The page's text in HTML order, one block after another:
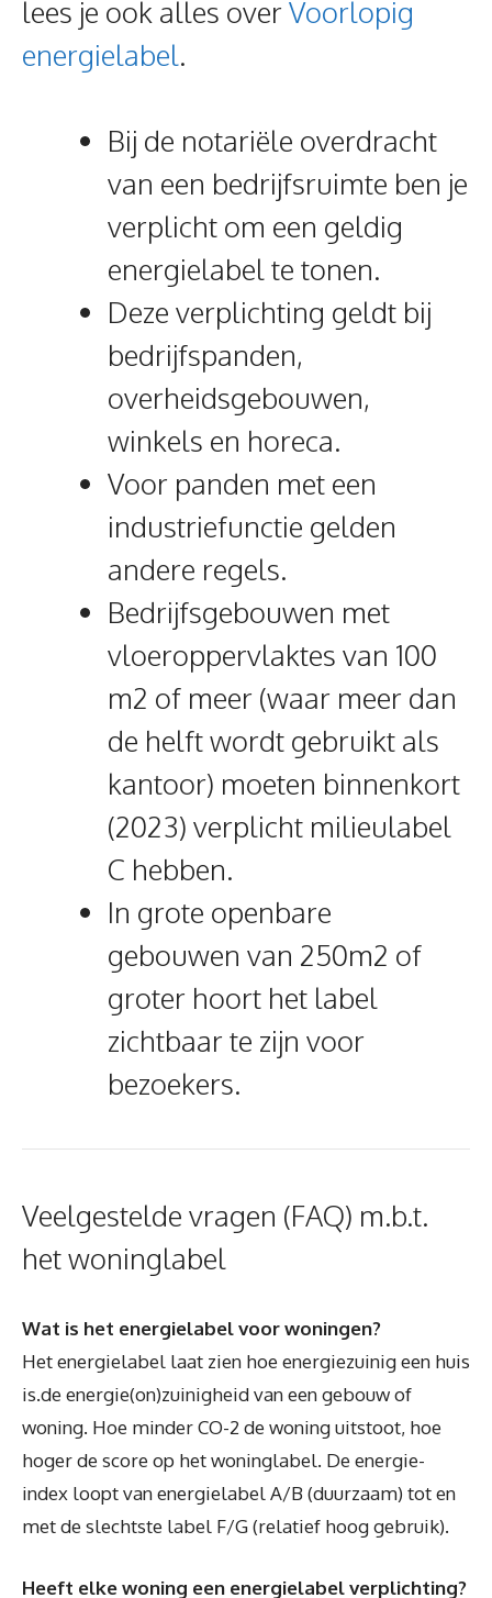
lees je ook alles overVoorlopig
energielabel.
Bij de notariële overdracht
van een bedrijfsruimte ben je
verplicht om een geldig
energielabel te tonen.
Deze verplichting geldt bij
bedrijfspanden,
overheidsgebouwen,
winkels en horeca.
Voor panden met een
industriefunctie gelden
andere regels.
Bedrijfsgebouwen met
vloeroppervlaktes van 100
m2 of meer (waar meer dan
de helft wordt gebruikt als
kantoor) moeten binnenkort
(2023) verplicht milieulabel
C hebben.
In grote openbare
gebouwen van 250m2 of
groter hoort het label
zichtbaar te zijn voor
bezoekers.
Veelgestelde vragen (FAQ) m.b.t.
het woninglabel
Wat is het energielabel voor woningen?
Het energielabel laat zien hoe energiezuinig een huis
is.de energie(on)zuinigheid van een gebouw of
woning. Hoe minder CO-2 de woning uitstoot, hoe
hoger de score op het woninglabel. De energie-
index loopt van energielabel A/B (duurzaam) tot en
met de slechtste label F/G (relatief hoog gebruik).
Heeft elke woning een energielabel verplichting?